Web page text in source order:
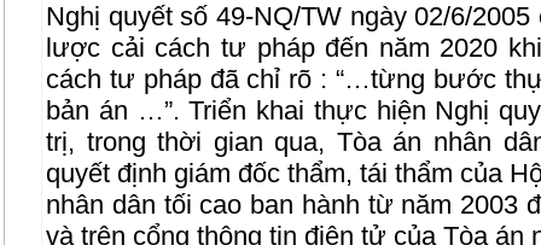
Nghị quyết số 49-NQ/TW ngày 02/6/
lược cải cách tư pháp đến năm 2020
cách tư pháp đã chỉ rõ : “…từng bước
bản án …”. Triển khai thực hiện Nghị
trị, trong thời gian qua, Tòa án nhân
quyết định giám đốc thẩm, tái thẩm của
nhân dân tối cao ban hành từ năm 2003
và trên cổng thông tin điện tử của Tòa án